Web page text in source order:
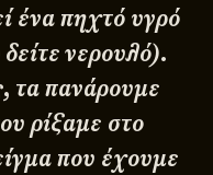
ένα πηχτό υγρό
νερουλό).
τα πανάρουμε
ρίξαμε στο
που έχουμε